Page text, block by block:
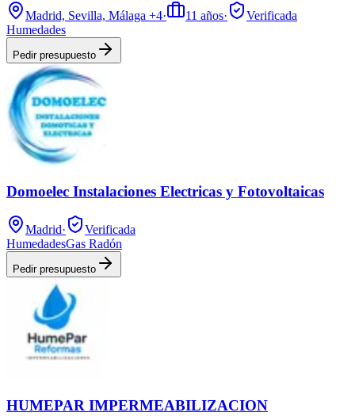
Madrid, Sevilla, Málaga +4· 11 años·
Verificada
Humedades
Pedir presupuesto
Domoelec Instalaciones Electricas y Fotovoltaicas
Madrid·
Verificada
HumedadesGas Radón
Pedir presupuesto
HUMEPAR IMPERMEABILIZACION